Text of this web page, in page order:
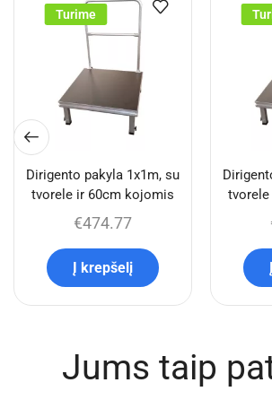
Turime
Dirigento pakyla 1x1m, su
tvorele ir 60cm kojomis
€474.77
Į krepšelį
Jums taip